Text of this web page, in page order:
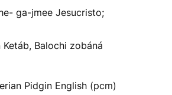
ga-jmee Jesucristo;
Ketáb, Balochi zobáná
Pidgin English (pcm)